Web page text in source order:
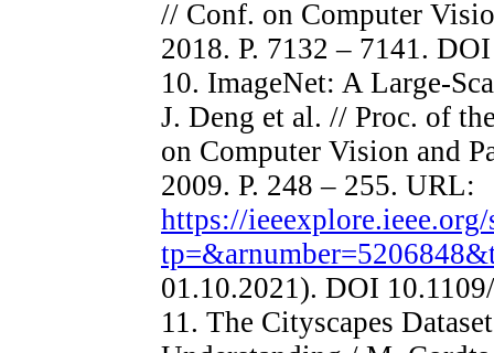
// Conf. on Computer
2018. P. 7132 – 7141.
10. ImageNet: A Large-
J. Deng et al. // Proc. of
on Computer Vision and
2009. P. 248 – 255. URL:
https://
01.10.2021). DOI
11. The Cityscapes